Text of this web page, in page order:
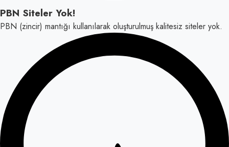
PBN Siteler Yok!
PBN (zincir) mantığı kullanılarak oluşturulmuş kalitesiz siteler yok.